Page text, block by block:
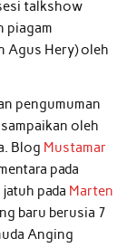
talkshow
piagam
Agus Hery) oleh
pengumuman
oleh
Blog Mustamar
pada
pada Marten
baru berusia 7
Anging